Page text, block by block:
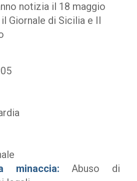
notizia il 18 maggio
Giornale di Sicilia e Il
minaccia: Abuso di